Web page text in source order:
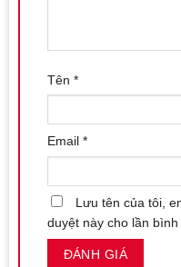
Tên *
Email *
Lưu tên của tôi,
duyệt này cho lần bình